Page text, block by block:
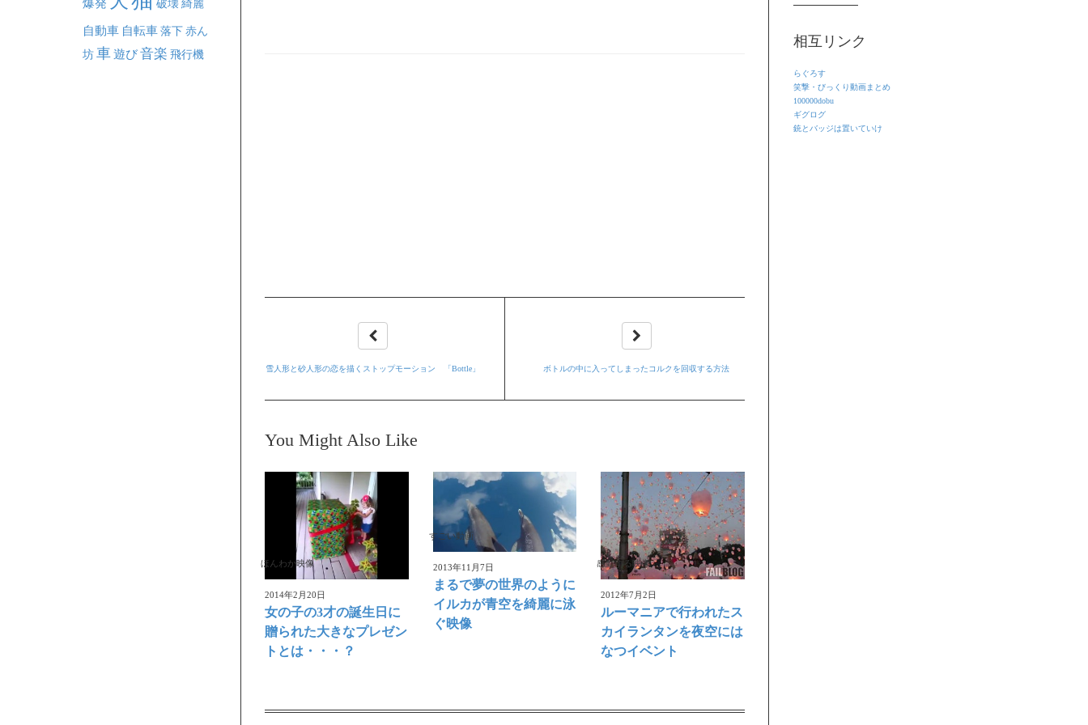
雪人形と砂人形の恋を描くストップモーション 「Bottle」 ボトルの中に入ってしまったコルクを回収する方法
You Might Also Like
ほんわか映像
2014年2月20日
女の子の3才の誕生日に
贈られた大きなプレゼン
トとは・・・？
すごい動画
2013年11月7日
まるで夢の世界のように
イルカが青空を綺麗に泳
ぐ映像
感動する映像
2012年7月2日
ルーマニアで行われたス
カイランタンを夜空には
なつイベント
相互リンク
らぐろす
笑撃・びっくり動画まとめ
100000dobu
ギグログ
銃とバッジは置いていけ
爆発 破壊綺麗
自動車 自転車落下赤ん
坊車遊び音楽 飛行機